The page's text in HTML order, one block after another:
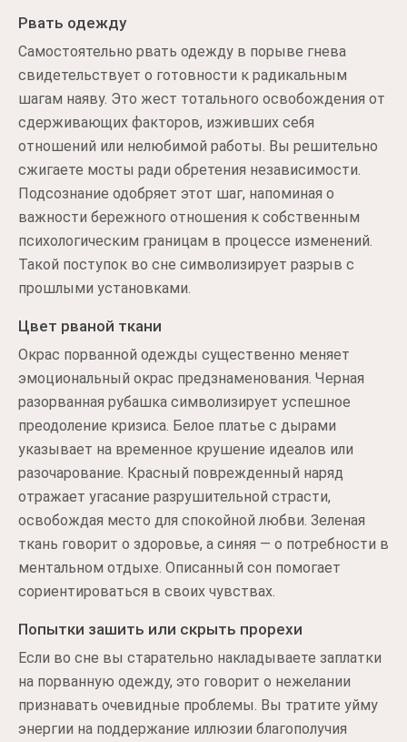
Рвать одежду
Самостоятельно рвать одежду в порыве гнева
свидетельствует о готовности к радикальным
шагам наяву. Это жест тотального освобождения от
сдерживающих факторов, изживших себя
отношений или нелюбимой работы. Вы решительно
сжигаете мосты ради обретения независимости.
Подсознание одобряет этот шаг, напоминая о
важности бережного отношения к собственным
психологическим границам в процессе изменений.
Такой поступок во сне символизирует разрыв с
прошлыми установками.
Цвет рваной ткани
Окрас порванной одежды существенно меняет
эмоциональный окрас предзнаменования. Черная
разорванная рубашка символизирует успешное
преодоление кризиса. Белое платье с дырами
указывает на временное крушение идеалов или
разочарование. Красный поврежденный наряд
отражает угасание разрушительной страсти,
освобождая место для спокойной любви. Зеленая
ткань говорит о здоровье, а синяя — о потребности в
ментальном отдыхе. Описанный сон помогает
сориентироваться в своих чувствах.
Попытки зашить или скрыть прорехи
Если во сне вы старательно накладываете заплатки
на порванную одежду, это говорит о нежелании
признавать очевидные проблемы. Вы тратите уйму
энергии на поддержание иллюзии благополучия